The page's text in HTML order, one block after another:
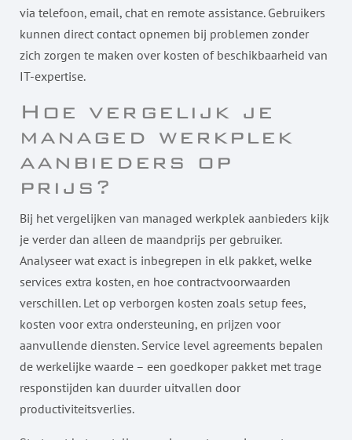
via telefoon, email, chat en remote assistance. Gebruikers
kunnen direct contact opnemen bij problemen zonder
zich zorgen te maken over kosten of beschikbaarheid van
IT-expertise.
Hoe vergelijk je
managed werkplek
aanbieders op
prijs?
Bij het vergelijken van managed werkplek aanbieders kijk
je verder dan alleen de maandprijs per gebruiker.
Analyseer wat exact is inbegrepen in elk pakket, welke
services extra kosten, en hoe contractvoorwaarden
verschillen. Let op verborgen kosten zoals setup fees,
kosten voor extra ondersteuning, en prijzen voor
aanvullende diensten. Service level agreements bepalen
de werkelijke waarde – een goedkoper pakket met trage
responstijden kan duurder uitvallen door
productiviteitsverlies.